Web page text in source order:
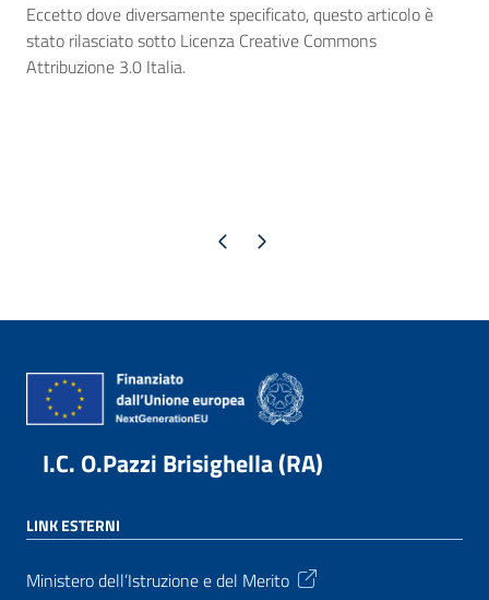
Eccetto dove diversamente specificato, questo articolo è
stato rilasciato sotto Licenza Creative Commons
Attribuzione 3.0 Italia.
Pagina precedente
Pagina successiva
I.C. O.Pazzi Brisighella (RA)
LINK ESTERNI
Ministero dell’Istruzione e del Merito